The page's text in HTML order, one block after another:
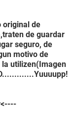
original de
de guardar
seguro, de
motivo de
la utilizen(Imagen